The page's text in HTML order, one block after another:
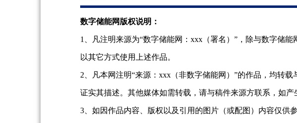
数字储能网版权说明：
1、凡注明来源为“数字储能网：xxx（署名）”，除与数字储
以其它方式使用上述作品。
2、凡本网注明“来源：xxx（非数字储能网）”的作品，均转
证实其描述。其他媒体如需转载，请与稿件来源方联系，如产
3、如因作品内容、版权以及引用的图片（或配图）内容仅供